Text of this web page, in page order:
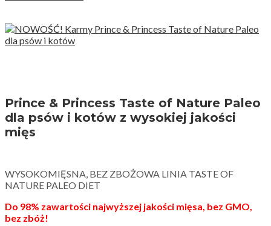
Prince & Princess Taste of Nature Paleo
dla psów i kotów z wysokiej jakości
mięs
WYSOKOMIĘSNA, BEZ ZBOŻOWA LINIA TASTE OF
NATURE PALEO DIET
Do 98% zawartości najwyższej jakości mięsa, bez GMO,
bez zbóż!